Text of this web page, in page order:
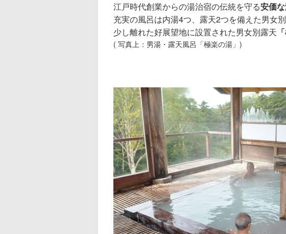
江戸時代創業からの湯治宿の伝統を守る安価
充実の風呂は内湯4つ、露天2つを備えた男女別
少し離れた好展望地に設置された男女別露天
( 写真上：男湯・露天風呂「極楽の湯」)